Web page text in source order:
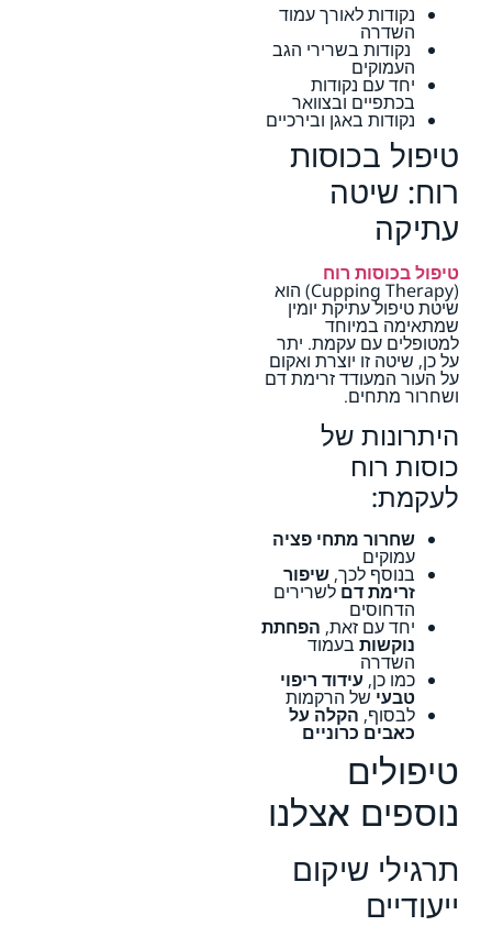
נקודות לאורך עמוד
השדרה
נקודות בשרירי הגב
העמוקים
יחד עם נקודות
בכתפיים ובצוואר
נקודות באגן ובירכיים
טיפול בכוסות
רוח: שיטה
עתיקה
טיפול בכוסות רוח
(Cupping Therapy) הוא
שיטת טיפול עתיקת יומין
שמתאימה במיוחד
למטופלים עם עקמת. יתר
על כן, שיטה זו יוצרת ואקום
על העור המעודד זרימת דם
ושחרור מתחים.
היתרונות של
כוסות רוח
לעקמת:
שחרור מתחי פציה
עמוקים
בנוסף לכך, שיפור
זרימת דם לשרירים
הדחוסים
יחד עם זאת, הפחתת
נוקשות בעמוד
השדרה
כמו כן, עידוד ריפוי
טבעישל הרקמות
לבסוף, הקלה על
כאבים כרוניים
טיפולים
נוספים אצלנו
תרגילי שיקום
ייעודיים